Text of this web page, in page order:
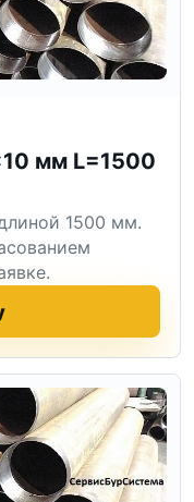
мм L=1500
1500 мм.